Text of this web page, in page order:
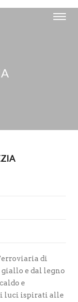
di
giallo e dal legno
e
luci ispirati alle